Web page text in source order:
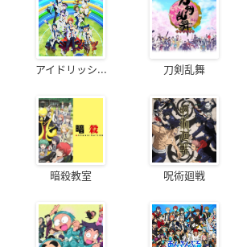
アイドリッシ... 刀剣乱舞
暗殺教室 呪術廻戦